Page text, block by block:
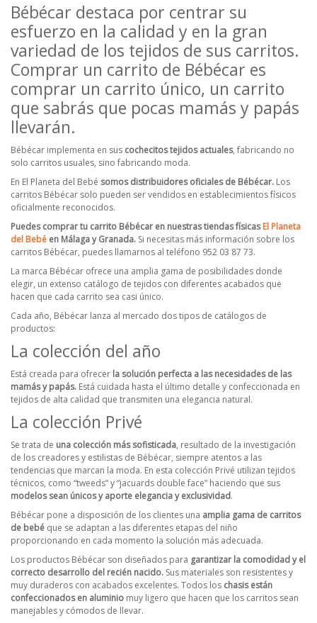
Bébécar destaca por centrar su
esfuerzo en la calidad y en la gran
variedad de los tejidos de sus carritos.
Comprar un carrito de Bébécar es
comprar un carrito único, un carrito
que sabrás que pocas mamás y papás
llevarán.
Bébécar implementa en sus cochecitos tejidos actuales, fabricando no
solo carritos usuales, sino fabricando moda.
En El Planeta del Bebé somos distribuidores oficiales de Bébécar. Los
carritos Bébécar solo pueden ser vendidos en establecimientos físicos
oficialmente reconocidos.
Puedes comprar tu carrito Bébécar en nuestras tiendas físicasEl Planeta
del Bebé en Málaga y Granada. Si necesitas más información sobre los
carritos Bébécar, puedes llamarnos al teléfono 952 03 87 73.
La marca Bébécar ofrece una amplia gama de posibilidades donde
elegir, un extenso catálogo de tejidos con diferentes acabados que
hacen que cada carrito sea casi único.
Cada año, Bébécar lanza al mercado dos tipos de catálogos de
productos:
La colección del año
Está creada para ofrecer la solución perfecta a las necesidades de las
mamás y papás. Está cuidada hasta el último detalle y confeccionada en
tejidos de alta calidad que transmiten una elegancia natural.
La colección Privé
Se trata de una colección más sofisticada, resultado de la investigación
de los creadores y estilistas de Bébécar, siempre atentos a las
tendencias que marcan la moda. En esta colección Privé utilizan tejidos
técnicos, como “tweeds” y “jacuards double face” haciendo que sus
modelos sean únicos y aporte elegancia y exclusividad.
Bébécar pone a disposición de los clientes una amplia gama de carritos
de bebé que se adaptan a las diferentes etapas del niño
proporcionando en cada momento la solución más adecuada.
Los productos Bébécar son diseñados para garantizar la comodidad y el
correcto desarrollo del recién nacido. Sus materiales son resistentes y
muy duraderos con acabados excelentes. Todos los chasis están
confeccionados en aluminio muy ligero que hacen que los carritos sean
manejables y cómodos de llevar.